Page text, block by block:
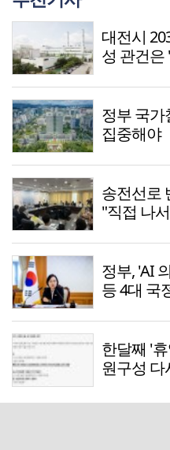
대전시
성 관건은
정부 국
집중해야
송전선로
"직접 나
정부, 'AI
등 4대 국
한달째 '
원구성 다